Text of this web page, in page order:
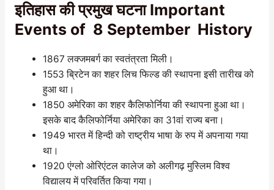
इतिहास की प्रमुख घटना Important
Events of 8 September History
1867 लक्जमबर्ग का स्वतंत्रता मिली।
1553 ब्रिटेन का शहर लिच फिल्ड की स्थापना इसी तारीख को
हुआ था।
1850 अमेरिका का शहर कैलिफोर्निया की स्थापना हुआ था।
इसके बाद कैलिफोर्निया अमेरिका का 31वां राज्य बना।
1949 भारत में हिन्दी को राष्ट्रीय भाषा के रुप में अपनाया गया
था।
1920 एंग्लो ओरिएंटल कालेज को अलीगढ़ मुस्लिम विश्व
विद्यालय में परिवर्तित किया गया।